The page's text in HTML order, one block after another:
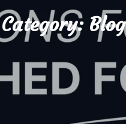
Category: Blog